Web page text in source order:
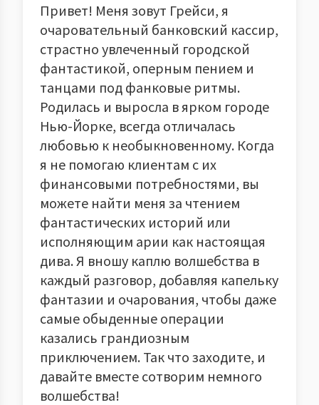
Привет! Меня зовут Грейси, я
очаровательный банковский кассир,
страстно увлеченный городской
фантастикой, оперным пением и
танцами под фанковые ритмы.
Родилась и выросла в ярком городе
Нью-Йорке, всегда отличалась
любовью к необыкновенному. Когда
я не помогаю клиентам с их
финансовыми потребностями, вы
можете найти меня за чтением
фантастических историй или
исполняющим арии как настоящая
дива. Я вношу каплю волшебства в
каждый разговор, добавляя капельку
фантазии и очарования, чтобы даже
самые обыденные операции
казались грандиозным
приключением. Так что заходите, и
давайте вместе сотворим немного
волшебства!